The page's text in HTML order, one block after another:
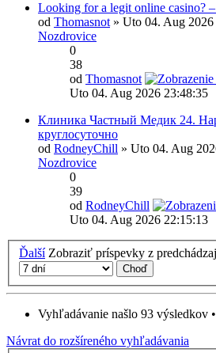
Looking for a legit online casino?
od Thomasnot » Uto 04. Aug
Nozdrovice
0
38
od Thomasnot
Uto 04. Aug 2026 23:48:35
Клиника Частный Медик 24.
круглосуточно
od RodneyChill » Uto 04. Aug
Nozdrovice
0
39
od RodneyChill
Uto 04. Aug 2026 22:15:13
Ďalší Zobraziť príspevky z
Vyhľadávanie našlo 93 výsledkov •
Návrat do rozšíreného vyhľadávania